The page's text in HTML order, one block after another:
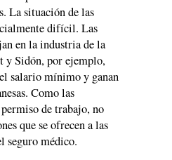
La situación de las
difícil. Las
en la industria de la
y Sidón, por ejemplo,
salario mínimo y ganan
Como las
de trabajo, no
que se ofrecen a las
seguro médico.